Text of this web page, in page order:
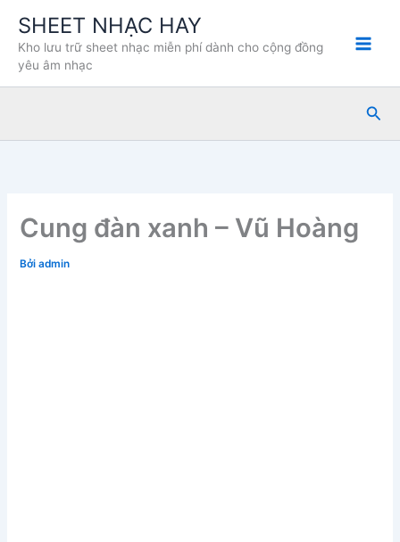
dung
SHEET NHẠC HAY
Kho lưu trữ sheet nhạc miễn phí dành cho cộng đồng
yêu âm nhạc
Tìm
Cung đàn xanh – Vũ Hoàng
Bởiadmin